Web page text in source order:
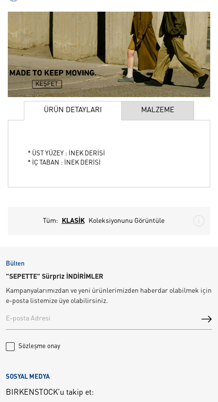
ÜRÜN DETAYLARI MALZEME
* ÜST YÜZEY : İNEK DERİSİ
* İÇ TABAN : İNEK DERİSİ
Tüm: KLASİK Koleksiyonunu Görüntüle
Bülten
"SEPETTE" Sürpriz İNDİRİMLER
Kampanyalarımızdan ve yeni ürünlerimizden haberdar olabilmek için
e-posta listemize üye olabilirsiniz.
Sözleşme onay
SOSYAL MEDYA
BIRKENSTOCK'u takip et: